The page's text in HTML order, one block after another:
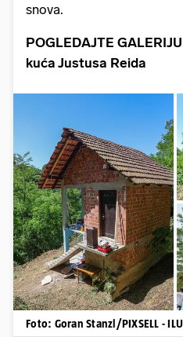
snova.
POGLEDAJTE
kuća Justusa Reida
Foto: Goran Stanzl/PIXSELL -